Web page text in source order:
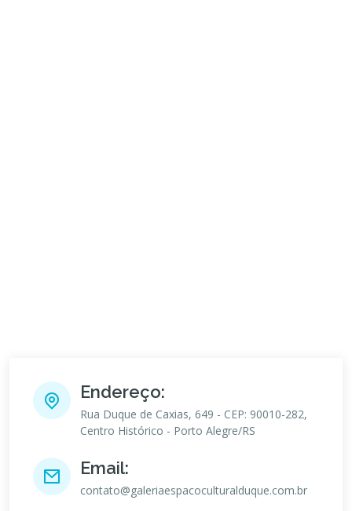
Endereço:
Rua Duque de Caxias, 649 - CEP: 90010-282,
Centro Histórico - Porto Alegre/RS
Email:
contato@galeriaespacoculturalduque.com.br